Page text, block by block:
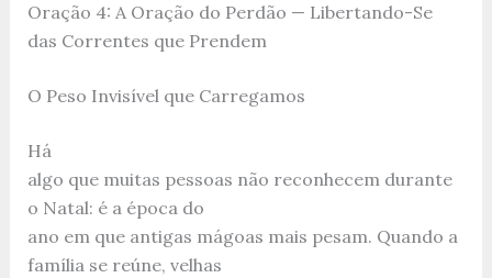
Oração 4: A Oração do Perdão — Libertando-Se
das Correntes que Prendem
O Peso Invisível que Carregamos
Há
algo que muitas pessoas não reconhecem durante
o Natal: é a época do
ano em que antigas mágoas mais pesam. Quando a
família se reúne, velhas